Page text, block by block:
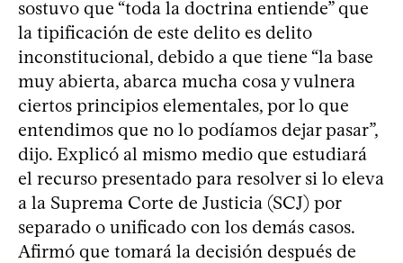
sostuvo que “toda la doctrina entiende” que
la tipificación de este delito es delito
inconstitucional, debido a que tiene “la base
muy abierta, abarca mucha cosa y vulnera
ciertos principios elementales, por lo que
entendimos que no lo podíamos dejar pasar”,
dijo. Explicó al mismo medio que estudiará
el recurso presentado para resolver si lo eleva
a la Suprema Corte de Justicia (SCJ) por
separado o unificado con los demás casos.
Afirmó que tomará la decisión después de